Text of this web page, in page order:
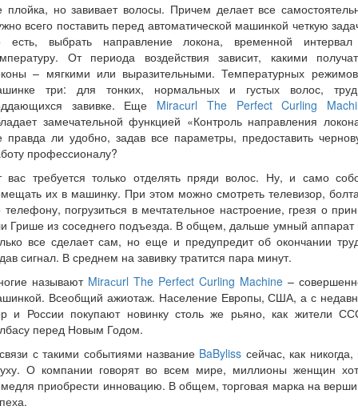
плойка, но завивает волосы. Причем делает все
всего поставить перед автоматической машинкой четкую
есть, выбрать направление локона, временной
От периода воздействия зависит, какими
– мягкими или выразительными. Температурных
три: для тонких, нормальных и густых волос,
завивке. Еще Miraсurl The Perfect Curling
замечательной функцией «Контроль направления
правда ли удобно, задав все параметры, предоставить
профессионалу?
вас требуется только отделять пряди волос. Ну, и само
их в машинку. При этом можно смотреть телевизор,
телефону, погрузиться в мечтательное настроение, грезя о
Грише из соседнего подъезда. В общем, дальше умный аппарат
все сделает сам, но еще и предупредит об окончании
сигнал. В среднем на завивку тратится пара минут.
называют Miraсurl The Perfect Curling Machine –
Всеобщий ажиотаж. Население Европы, США, а с
и России покупают новинку столь же рьяно, как жители
перед Новым Годом.
с такими событиями название BaByliss сейчас, как никогда,
О компании говорят во всем мире, миллионы женщин
приобрести инновацию. В общем, торговая марка на